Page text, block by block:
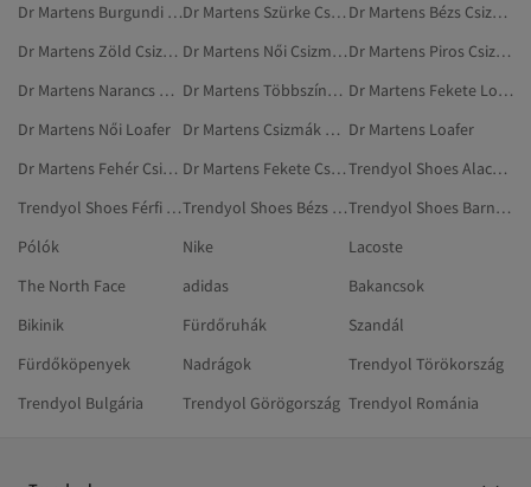
Dr Martens Burgundi Csizmák És Magas Szárú Csizmák
Dr Martens Szürke Csizmák És Magas Szárú Csizmák
Dr Martens Bézs Csizmák És Magas Szárú Csizmák
Dr Martens Zöld Csizmák És Magas Szárú Csizmák
Dr Martens Női Csizmák És Magas Szárú Csizmák
Dr Martens Piros Csizmák És Magas Szárú Csizmák
Dr Martens Narancs Csizmák És Magas Szárú Csizmák
Dr Martens Többszínű Csizmák És Magas Szárú Csizmák
Dr Martens Fekete Loafer
Dr Martens Női Loafer
Dr Martens Csizmák És Magas Szárú Csizmák Dr Martens Loafer
Dr Martens Fehér Csizmák És Magas Szárú Csizmák
Dr Martens Fekete Csizmák És Magas Szárú Csizmák
Trendyol Shoes Alacsony Sarkú Cipő
Trendyol Shoes Férfi Cipő
Trendyol Shoes Bézs Alacsony Sarkú Cipő
Trendyol Shoes Barna Magas Sarkú Cipő
Pólók
Nike
Lacoste
The North Face
adidas
Bakancsok
Bikinik
Fürdőruhák
Szandál
Fürdőköpenyek
Nadrágok
Trendyol Törökország
Trendyol Bulgária
Trendyol Görögország Trendyol Románia